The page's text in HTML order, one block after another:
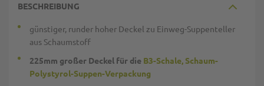
BESCHREIBUNG
günstiger, runder hoher Deckel zu Einweg-Suppenteller
aus Schaumstoff
225mm großer Deckel für die B3-Schale, Schaum-
Polystyrol-Suppen-Verpackung